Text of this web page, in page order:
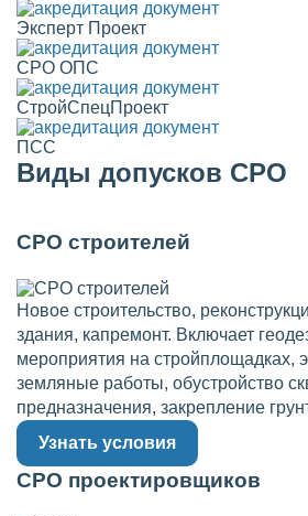
Эксперт Проект
СРО ОПС
СтройСпецПроект
ПСС
Виды допусков СРО
СРО строителей
Новое строительство,
здания, капремонт. Включает
мероприятия на стройплощадках,
земляные работы, обустройство
предназначения, закрепление
Узнать условия
СРО проектировщиков